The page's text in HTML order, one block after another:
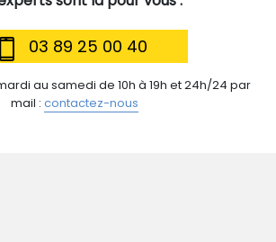
03 89 25 00 40
au samedi de 10h à 19h et 24h/24 par
mail : contactez-nous